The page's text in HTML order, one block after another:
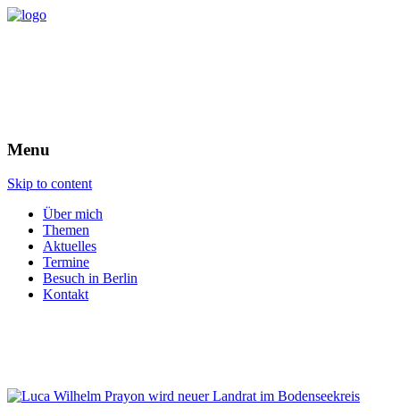
Menu
Skip to content
Über mich
Themen
Aktuelles
Termine
Besuch in Berlin
Kontakt